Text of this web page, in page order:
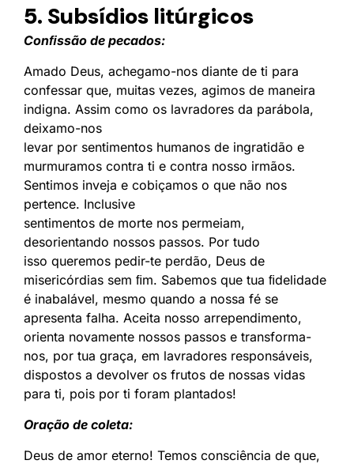
5. Subsídios litúrgicos
Conﬁssão de pecados:
Amado Deus, achegamo-nos diante de ti para
confessar que, muitas vezes, agimos de maneira
indigna. Assim como os lavradores da parábola,
deixamo-nos
levar por sentimentos humanos de ingratidão e
murmuramos contra ti e contra nosso irmãos.
Sentimos inveja e cobiçamos o que não nos
pertence. Inclusive
sentimentos de morte nos permeiam,
desorientando nossos passos. Por tudo
isso queremos pedir-te perdão, Deus de
misericórdias sem ﬁm. Sabemos que tua ﬁdelidade
é inabalável, mesmo quando a nossa fé se
apresenta falha. Aceita nosso arrependimento,
orienta novamente nossos passos e transforma-
nos, por tua graça, em lavradores responsáveis,
dispostos a devolver os frutos de nossas vidas
para ti, pois por ti foram plantados!
Oração de coleta:
Deus de amor eterno! Temos consciência de que,